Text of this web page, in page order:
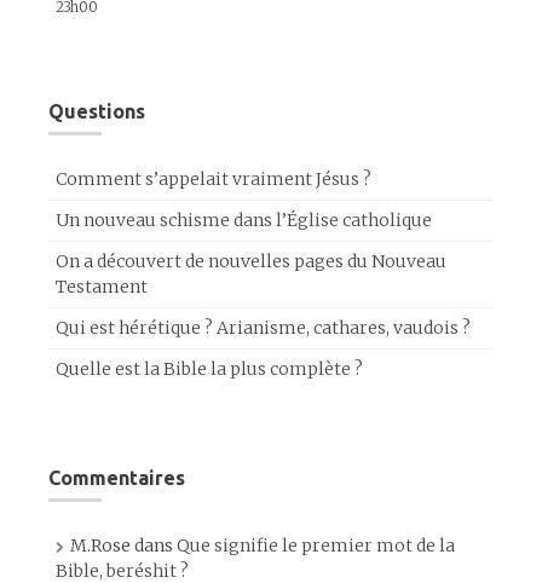
23h00
Questions
Comment s’appelait vraiment Jésus ?
Un nouveau schisme dans l’Église catholique
On a découvert de nouvelles pages du Nouveau
Testament
Qui est hérétique ? Arianisme, cathares, vaudois ?
Quelle est la Bible la plus complète ?
Commentaires
M.Rose dans Que signifie le premier mot de la
Bible, beréshit ?